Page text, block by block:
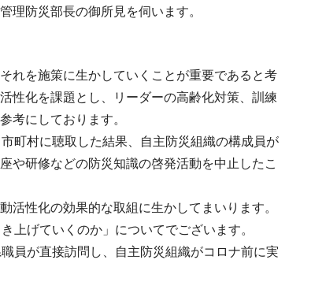
理防災部長の御所見を伺います。
れを施策に生かしていくことが重要であると考
性化を課題とし、リーダーの高齢化対策、訓練
考にしております。
町村に聴取した結果、自主防災組織の構成員が
や研修などの防災知識の啓発活動を中止したこ
性化の効果的な取組に生かしてまいります。
上げていくのか」についてでございます。
員が直接訪問し、自主防災組織がコロナ前に実